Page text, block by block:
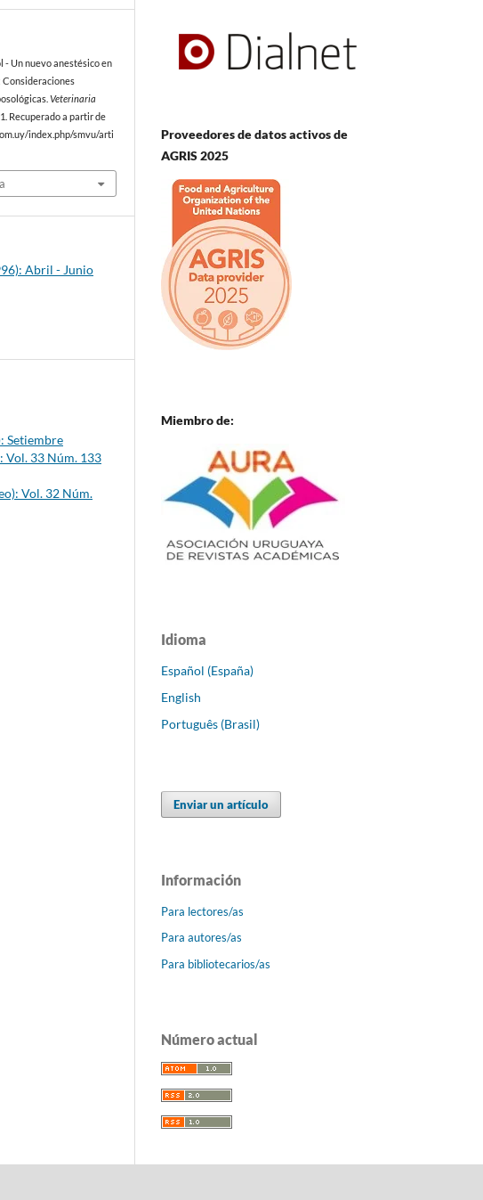
- Un nuevo anestésico en
Veterinaria
Recuperado a partir de
index.php/smvu/arti
Abril - Junio
Setiembre
Vol. 33 Núm. 133
Vol. 32 Núm.
Proveedores de datos activos de
AGRIS 2025
Miembro de:
Idioma
Español (España)
English
Português (Brasil)
Enviar un artículo
Información
Para lectores/as
Para autores/as
Para bibliotecarios/as
Número actual